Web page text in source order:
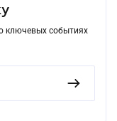
ключевых событиях